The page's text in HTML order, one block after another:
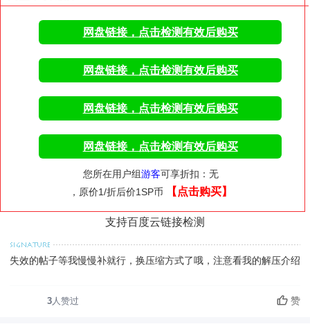
网盘链接，点击检测有效后购买
网盘链接，点击检测有效后购买
网盘链接，点击检测有效后购买
网盘链接，点击检测有效后购买
您所在用户组游客可享折扣：无
，原价1/折后价1SP币
【点击购买】
支持百度云链接检测
失效的帖子等我慢慢补就行，换压缩方式了哦，注意看我的解压介绍
3人赞过 赞